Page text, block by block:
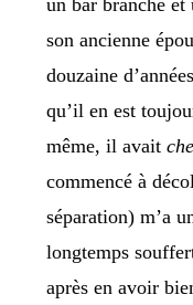
un bar branché
son ancienne
douzaine
qu’il en est
même, il avait
commencé à
séparation) m’a
longtemps
après en avoir